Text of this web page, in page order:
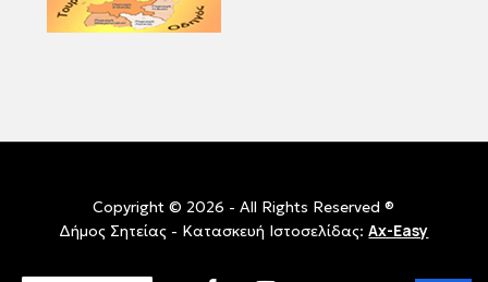
Copyright © 2026 - All Rights Reserved ®
Δήμος Σητείας - Κατασκευή Ιστοσελίδας:Ax-Easy